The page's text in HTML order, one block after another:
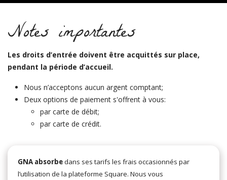
Notes importantes
Les droits d’entrée doivent être acquittés sur place,
pendant la période d’accueil.
Nous n’acceptons aucun argent comptant;
Deux options de paiement s'offrent à vous:
par carte de débit;
par carte de crédit.
GNA absorbedans ses tarifs les frais occasionnés par
l’utilisation de la plateforme Square. Nous vous